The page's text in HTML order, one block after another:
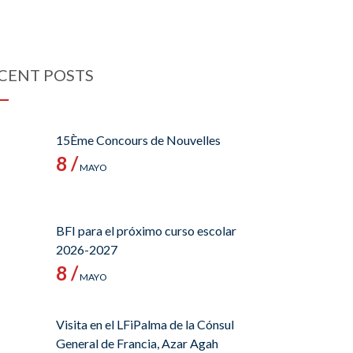
POSTS
15Ème Concours de Nouvelles
8 /MAYO
BFI para el próximo curso escolar
2026-2027
8 /MAYO
Visita en el LFiPalma de la Cónsul
General de Francia, Azar Agah